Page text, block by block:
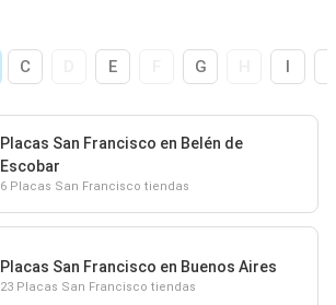
C E G I
Placas San Francisco en Belén de
Escobar
6 Placas San Francisco tiendas
Placas San Francisco en Buenos Aires
23 Placas San Francisco tiendas